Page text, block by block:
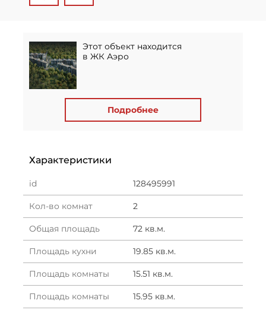
Этот объект находится
в ЖК Аэро
Подробнее
Характеристики
id 128495991
Кол-во комнат 2
Общая площадь 72 кв.м.
Площадь кухни 19.85 кв.м.
Площадь комнаты 15.51 кв.м.
Площадь комнаты 15.95 кв.м.